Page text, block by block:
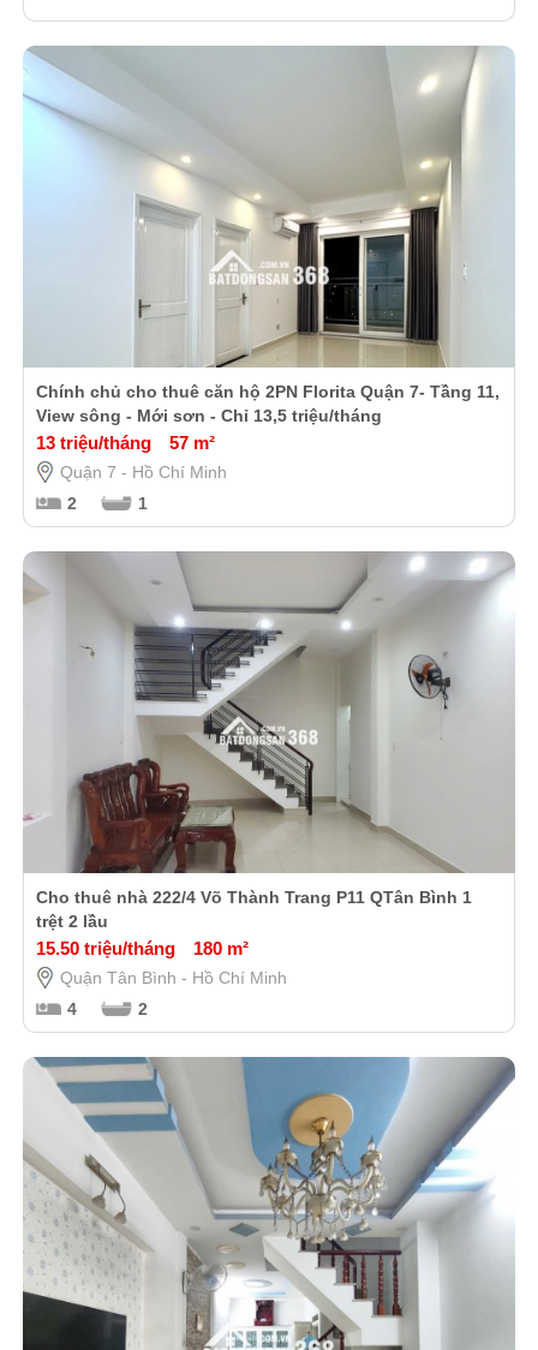
Chính chủ cho thuê căn hộ 2PN Florita Quận 7- Tầng 11,
View sông - Mới sơn - Chỉ 13,5 triệu/tháng
13 triệu/tháng 57 m²
Quận 7 - Hồ Chí Minh
2
1
Cho thuê nhà 222/4 Võ Thành Trang P11 QTân Bình 1
trệt 2 lầu
15.50 triệu/tháng 180 m²
Quận Tân Bình - Hồ Chí Minh
4
2